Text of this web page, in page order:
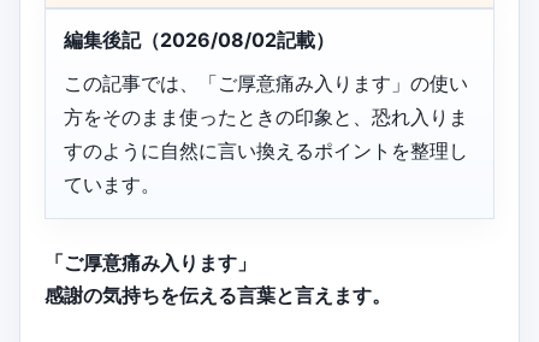
編集後記（2026/08/02記載）
この記事では、「ご厚意痛み入ります」の使い
方をそのまま使ったときの印象と、恐れ入りま
すのように自然に言い換えるポイントを整理し
ています。
「ご厚意痛み入ります」
感謝の気持ちを伝える言葉と言えます。